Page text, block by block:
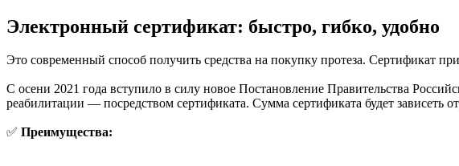
Электронный сертификат: быстро, гибко, удобно
Это современный способ получить средства на покупку протеза. Сертификат
С осени 2021 года вступило в силу новое Постановление Правительства
реабилитации — посредством сертификата. Сумма сертификата будет зависеть
✅ Преимущества: